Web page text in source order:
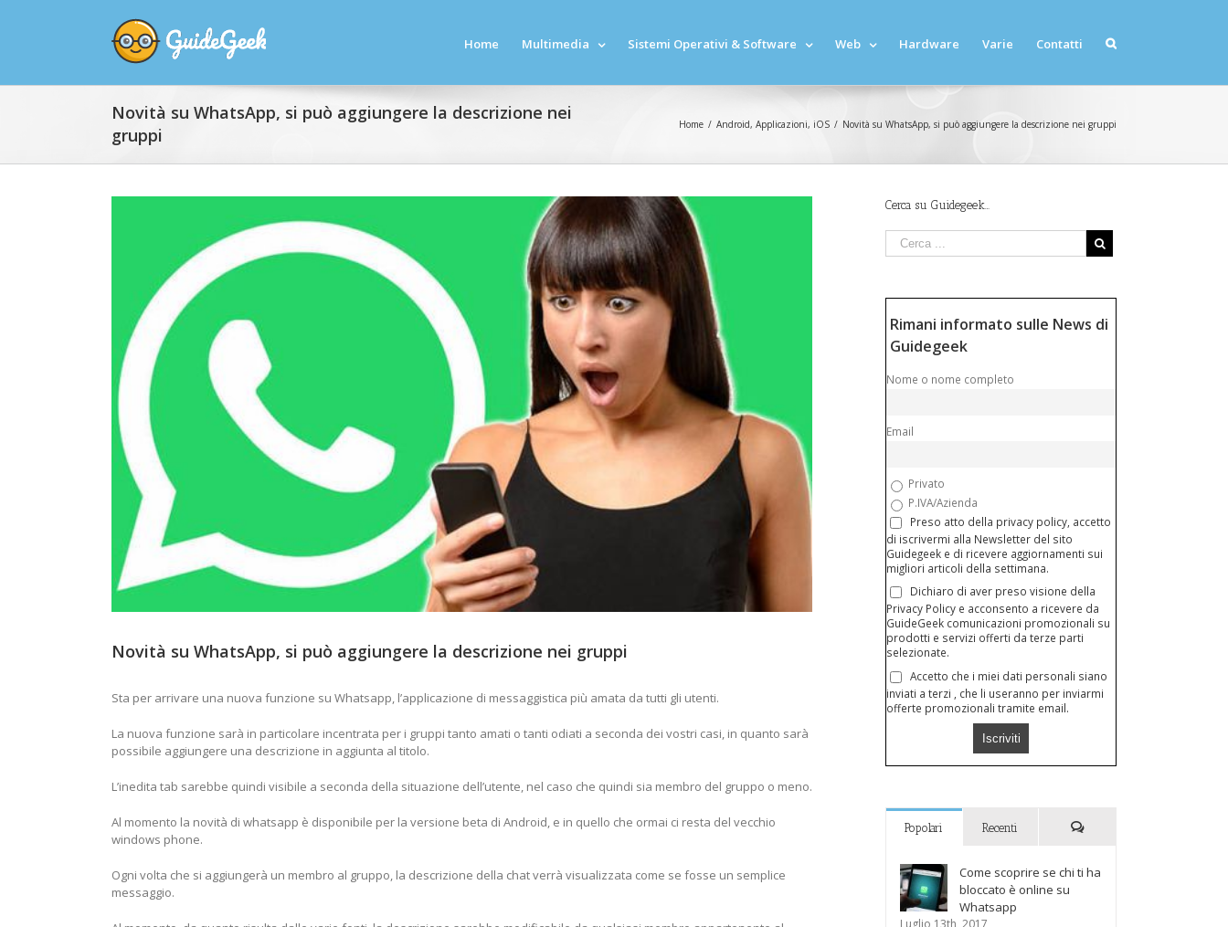
Home Multimedia Sistemi Operativi & Software Web Hardware Varie Contatti
Novità su WhatsApp, si può aggiungere la descrizione nei
gruppi
Home / Android, Applicazioni, iOS / Novità su WhatsApp, si può aggiungere la descrizione nei gruppi
Novità su WhatsApp, si può aggiungere la descrizione nei gruppi
Sta per arrivare una nuova funzione su Whatsapp, l’applicazione di messaggistica più amata da tutti gli utenti.
La nuova funzione sarà in particolare incentrata per i gruppi tanto amati o tanti odiati a seconda dei vostri casi, in quanto sarà
possibile aggiungere una descrizione in aggiunta al titolo.
L’inedita tab sarebbe quindi visibile a seconda della situazione dell’utente, nel caso che quindi sia membro del gruppo o meno.
Al momento la novità di whatsapp è disponibile per la versione beta di Android, e in quello che ormai ci resta del vecchio
windows phone.
Ogni volta che si aggiungerà un membro al gruppo, la descrizione della chat verrà visualizzata come se fosse un semplice
messaggio.
Cerca su Guidegeek…
Rimani informato sulle News di
Guidegeek
Nome o nome completo
Email
Privato
P.IVA/Azienda
Preso atto della privacy policy, accetto
di iscrivermi alla Newsletter del sito
Guidegeek e di ricevere aggiornamenti sui
migliori articoli della settimana.
Dichiaro di aver preso visione della
Privacy Policy e acconsento a ricevere da
GuideGeek comunicazioni promozionali su
prodotti e servizi offerti da terze parti
selezionate.
Accetto che i miei dati personali siano
inviati a terzi , che li useranno per inviarmi
offerte promozionali tramite email.
Popolari Recenti
Come scoprire se chi ti ha
bloccato è online su
Whatsapp